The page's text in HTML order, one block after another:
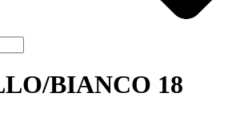
BIANCO 18